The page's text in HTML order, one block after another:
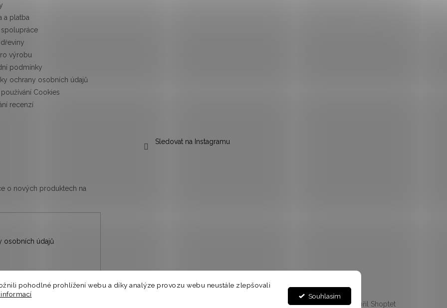
pohodlné prohlížení webu a díky analýze provozu webu neustále zlepšovali
Souhlasím
a platba
spolupráce
výrobu
podmínky
ochrany osobních údajů
Cookies
recenzí
Sledovat na Instagramu
o nových produktech na
osobních údajů
Vytvořil Shoptet